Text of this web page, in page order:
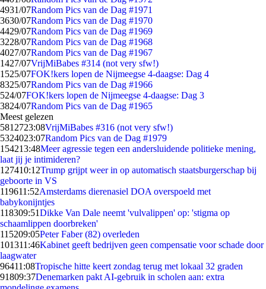
4931/07Random Pics van de Dag #1971
3630/07Random Pics van de Dag #1970
4429/07Random Pics van de Dag #1969
3228/07Random Pics van de Dag #1968
4027/07Random Pics van de Dag #1967
1427/07VrijMiBabes #314 (not very sfw!)
1525/07FOK!kers lopen de Nijmeegse 4-daagse: Dag 4
8325/07Random Pics van de Dag #1966
524/07FOK!kers lopen de Nijmeegse 4-daagse: Dag 3
3824/07Random Pics van de Dag #1965
Meest gelezen
5812723:08VrijMiBabes #316 (not very sfw!)
5324023:07Random Pics van de Dag #1979
154213:48Meer agressie tegen een andersluidende politieke mening,
laat jij je intimideren?
127410:12Trump grijpt weer in op automatisch staatsburgerschap bij
geboorte in VS
119611:52Amsterdams dierenasiel DOA overspoeld met
babykonijntjes
118309:51Dikke Van Dale neemt 'vulvalippen' op: 'stigma op
schaamlippen doorbreken'
115209:05Peter Faber (82) overleden
101311:46Kabinet geeft bedrijven geen compensatie voor schade door
laagwater
96411:08Tropische hitte keert zondag terug met lokaal 32 graden
91809:37Denemarken pakt AI-gebruik in scholen aan: extra